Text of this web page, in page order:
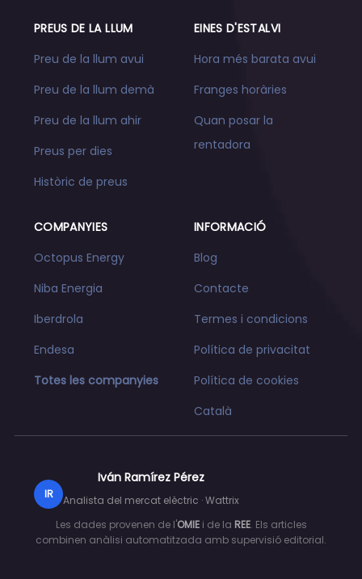
PREUS DE LA LLUM
Preu de la llum avui
Preu de la llum demà
Preu de la llum ahir
Preus per dies
Històric de preus
EINES D'ESTALVI
Hora més barata avui
Franges horàries
Quan posar la
rentadora
COMPANYIES
Octopus Energy
Niba Energia
Iberdrola
Endesa
Totes les companyies
INFORMACIÓ
Blog
Contacte
Termes i condicions
Política de privacitat
Política de cookies
Català
IR
Iván Ramírez Pérez
Analista del mercat elèctric · Wattrix
Les dades provenen de l'OMIEi de la REE. Els articles
combinen anàlisi automatitzada amb supervisió editorial.